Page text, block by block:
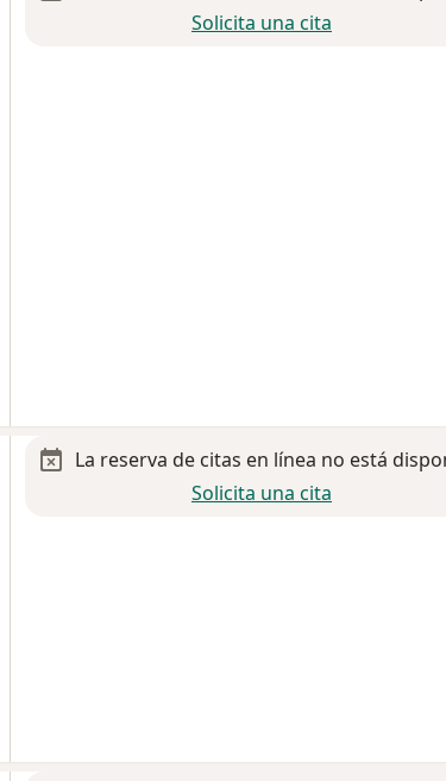
Solicita una cita
La reserva de citas en línea no está
Solicita una cita